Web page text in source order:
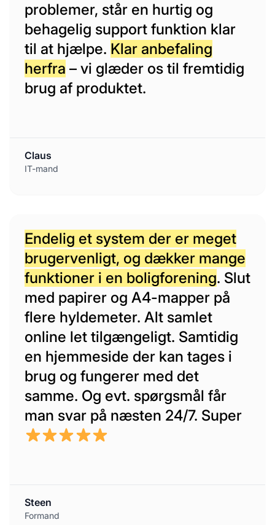
problemer, står en hurtig og
behagelig support funktion klar
til at hjælpe. Klar anbefaling
herfra – vi glæder os til fremtidig
brug af produktet.
Claus
IT-mand
Endelig et system der er meget
brugervenligt, og dækker mange
funktioner i en boligforening. Slut
med papirer og A4-mapper på
flere hyldemeter. Alt samlet
online let tilgængeligt. Samtidig
en hjemmeside der kan tages i
brug og fungerer med det
samme. Og evt. spørgsmål får
man svar på næsten 24/7. Super
Steen
Formand